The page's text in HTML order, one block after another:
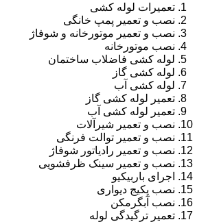
تعمیرات لوله کشی
نصب و تعمیر پمپ خانگی
نصب و تعمیر موتورخانه و شوفاژ
نصب موتورخانه
لوله کشی فاضلاب ساختمان
لوله کشی گاز
لوله کشی آب
تعمیر لوله کشی گاز
تعمیر لوله کشی آب
نصب و تعمیر شیرآلات
نصب و تعمیر توالت فرنگی
نصب و تعمیر رادیاتور شوفاژ
نصب و تعمیر سینک ظرفشویی
اجرای باربیکیو
نصب پکیج دیواری
نصب آبگرمکن
تعمیر ترگیدگی لوله